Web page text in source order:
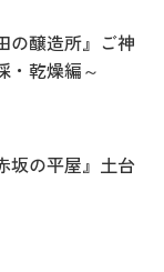
の醸造所』ご神
・乾燥編～
坂の平屋』土台